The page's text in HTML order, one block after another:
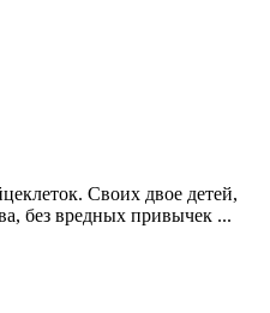
Своих двое детей,
без вредных привычек ...